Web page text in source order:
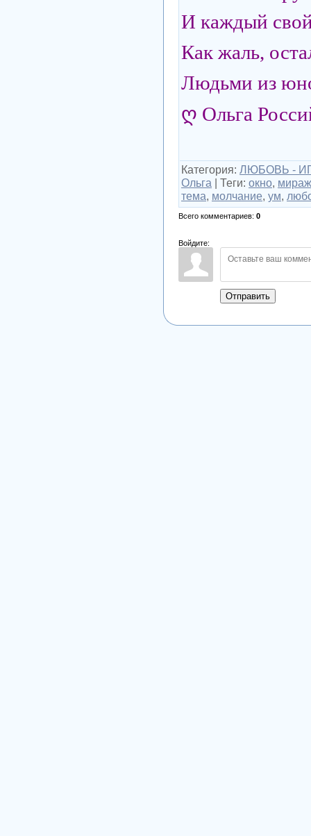
И каждый
Как жаль,
Людьми из
ღ Ольга
Категория: ЛЮБОВЬ -
Ольга | Теги: окно, мираж
тема, молчание, ум,
Всего комментариев: 0
Войдите:
Отправить